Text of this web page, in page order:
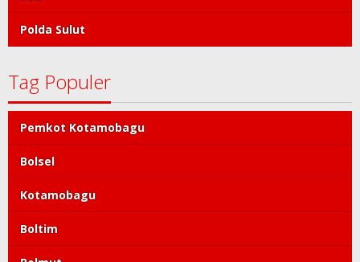
Polda Sulut
Tag Populer
Pemkot Kotamobagu
Bolsel
Kotamobagu
Boltim